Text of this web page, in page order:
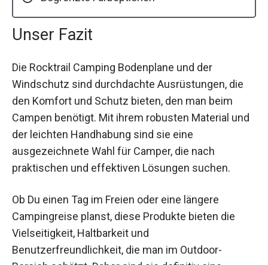
Unser Fazit
Die Rocktrail Camping Bodenplane und der
Windschutz sind durchdachte Ausrüstungen, die
den Komfort und Schutz bieten, den man beim
Campen benötigt. Mit ihrem robusten Material und
der leichten Handhabung sind sie eine
ausgezeichnete Wahl für Camper, die nach
praktischen und effektiven Lösungen suchen.
Ob Du einen Tag im Freien oder eine längere
Campingreise planst, diese Produkte bieten die
Vielseitigkeit, Haltbarkeit und
Benutzerfreundlichkeit, die man im Outdoor-